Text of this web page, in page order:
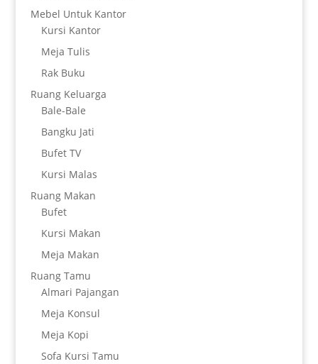
Mebel Untuk Kantor
Kursi Kantor
Meja Tulis
Rak Buku
Ruang Keluarga
Bale-Bale
Bangku Jati
Bufet TV
Kursi Malas
Ruang Makan
Bufet
Kursi Makan
Meja Makan
Ruang Tamu
Almari Pajangan
Meja Konsul
Meja Kopi
Sofa Kursi Tamu